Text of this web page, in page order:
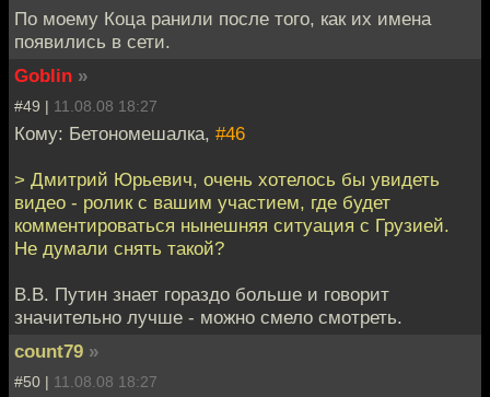
По моему Коца ранили после того, как их имена
появились в сети.
Goblin »
#49 | 11.08.08 18:27
Кому: Бетономешалка, #46
> Дмитрий Юрьевич, очень хотелось бы увидеть
видео - ролик с вашим участием, где будет
комментироваться нынешняя ситуация с Грузией.
Не думали снять такой?
В.В. Путин знает гораздо больше и говорит
значительно лучше - можно смело смотреть.
count79 »
#50 | 11.08.08 18:27